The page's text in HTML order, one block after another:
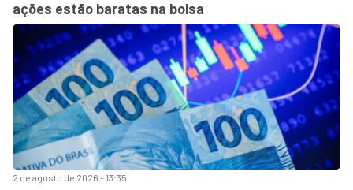
2 de agosto de 2026 - 13:35
ações estão baratas na bolsa